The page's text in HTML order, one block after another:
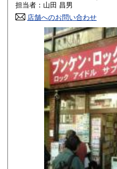
高知県 200円
200円
200円
200円
200円
担当者：山田 昌男
店舗へのお問い合わせ